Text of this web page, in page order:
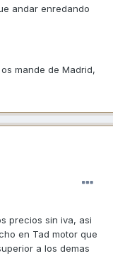
andar enredando
mande de Madrid,
precios sin iva, asi
en Tad motor que
a los demas